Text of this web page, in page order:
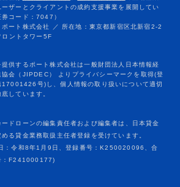
ードローンの編集責任者および編集者は、日本貸金
る貸金業務取扱主任者登録を受けています。
：令和8年1月9日、登録番号：K250020096、合
：F241000177)